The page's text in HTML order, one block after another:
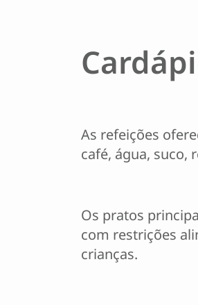
As refeições
café, água, suco,
Os pratos
com restrições
crianças.